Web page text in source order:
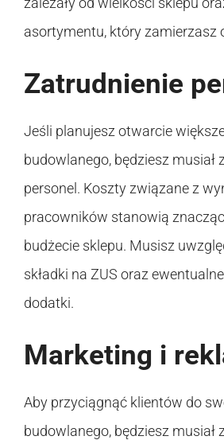
asortymentu, który zamierzasz
Zatrudnienie
Jeśli planujesz otwarcie
budowlanego, będziesz musiał
personel. Koszty związane z
pracowników stanowią
budżecie sklepu. Musisz
składki na ZUS oraz
dodatki.
Marketing i
Aby przyciągnąć klientów do
budowlanego, będziesz musiał